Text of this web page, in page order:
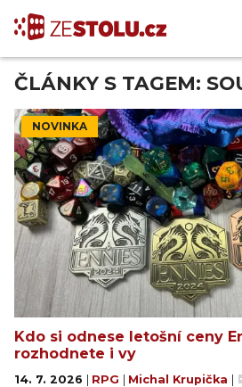
ČLÁNKY S TAGEM:
NOVINKA
Kdo si odnese letošní ceny
rozhodnete i vy
14. 7. 2026 RPG Michal Krupička